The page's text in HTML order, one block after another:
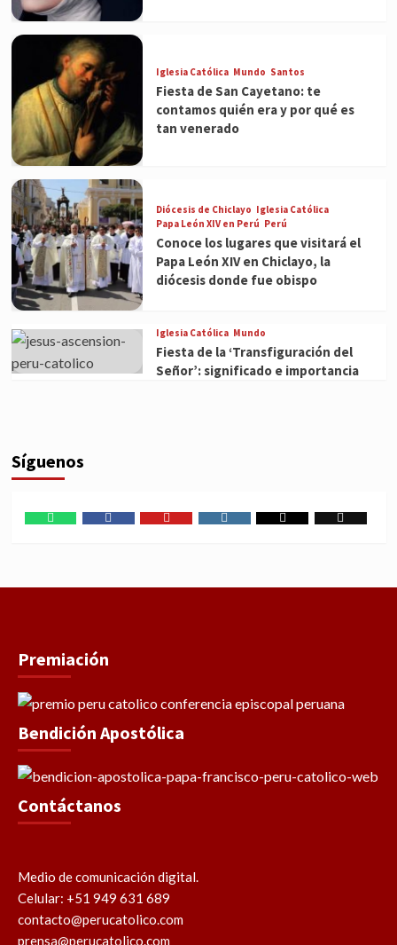
Iglesia Católica Mundo Santos
Fiesta de San Cayetano: te
contamos quién era y por qué es
tan venerado
Diócesis de Chiclayo Iglesia Católica
Papa León XIV en Perú Perú
Conoce los lugares que visitará el
Papa León XIV en Chiclayo, la
diócesis donde fue obispo
Iglesia Católica Mundo
Fiesta de la ‘Transfiguración del
Señor’: significado e importancia
Síguenos
Premiación
Bendición Apostólica
Contáctanos
Medio de comunicación digital.
Celular: +51 949 631 689
contacto@perucatolico.com
prensa@perucatolico.com